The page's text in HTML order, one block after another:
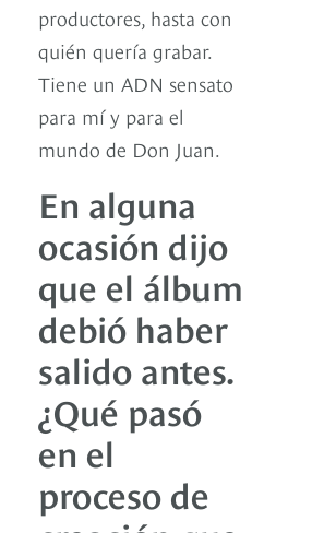
productores, hasta con
quién quería grabar.
Tiene un ADN sensato
para mí y para el
mundo de Don Juan.
En alguna
ocasión dijo
que el álbum
debió haber
salido antes.
¿Qué pasó
en el
proceso de